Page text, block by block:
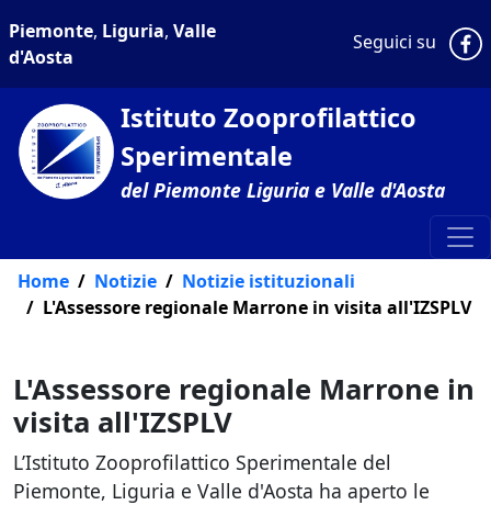
Piemonte, Liguria, Valle
d'Aosta
Seguici su
Istituto Zooprofilattico
Sperimentale
del Piemonte Liguria e Valle d'Aosta
Home Notizie
Notizie istituzionali
L'Assessore regionale Marrone in visita all'IZSPLV
L'Assessore regionale Marrone in
visita all'IZSPLV
L’Istituto Zooprofilattico Sperimentale del
Piemonte, Liguria e Valle d'Aosta ha aperto le